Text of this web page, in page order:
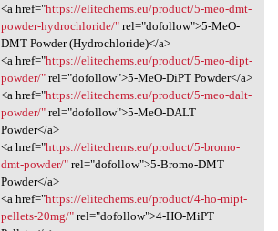
<a href="https://elitechems.eu/product/5-meo-dmt-
powder-hydrochloride/"rel="dofollow">5-MeO-
DMT Powder (Hydrochloride)</a>
<a href="https://elitechems.eu/product/5-meo-dipt-
powder/"rel="dofollow">5-MeO-DiPT Powder</a>
<a href="https://elitechems.eu/product/5-meo-dalt-
powder/"rel="dofollow">5-MeO-DALT
Powder</a>
<a href="https://elitechems.eu/product/5-bromo-
dmt-powder/"rel="dofollow">5-Bromo-DMT
Powder</a>
<a href="https://elitechems.eu/product/4-ho-mipt-
pellets-20mg/"rel="dofollow">4-HO-MiPT